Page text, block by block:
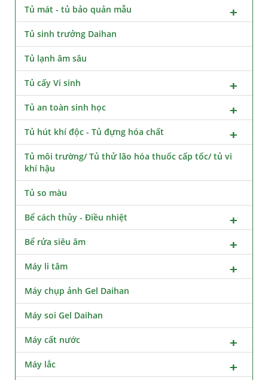
Tủ mát - tủ bảo quản mẫu
Tủ sinh trưởng Daihan
Tủ lạnh âm sâu
Tủ cấy Vi sinh
Tủ an toàn sinh học
Tủ hút khí độc - Tủ đựng hóa chất
Tủ môi trường/ Tủ thử lão hóa thuốc cấp tốc/ tủ vi
khí hậu
Tủ so màu
Bể cách thủy - Điều nhiệt
Bể rửa siêu âm
Máy li tâm
Máy chụp ảnh Gel Daihan
Máy soi Gel Daihan
Máy cất nước
Máy lắc